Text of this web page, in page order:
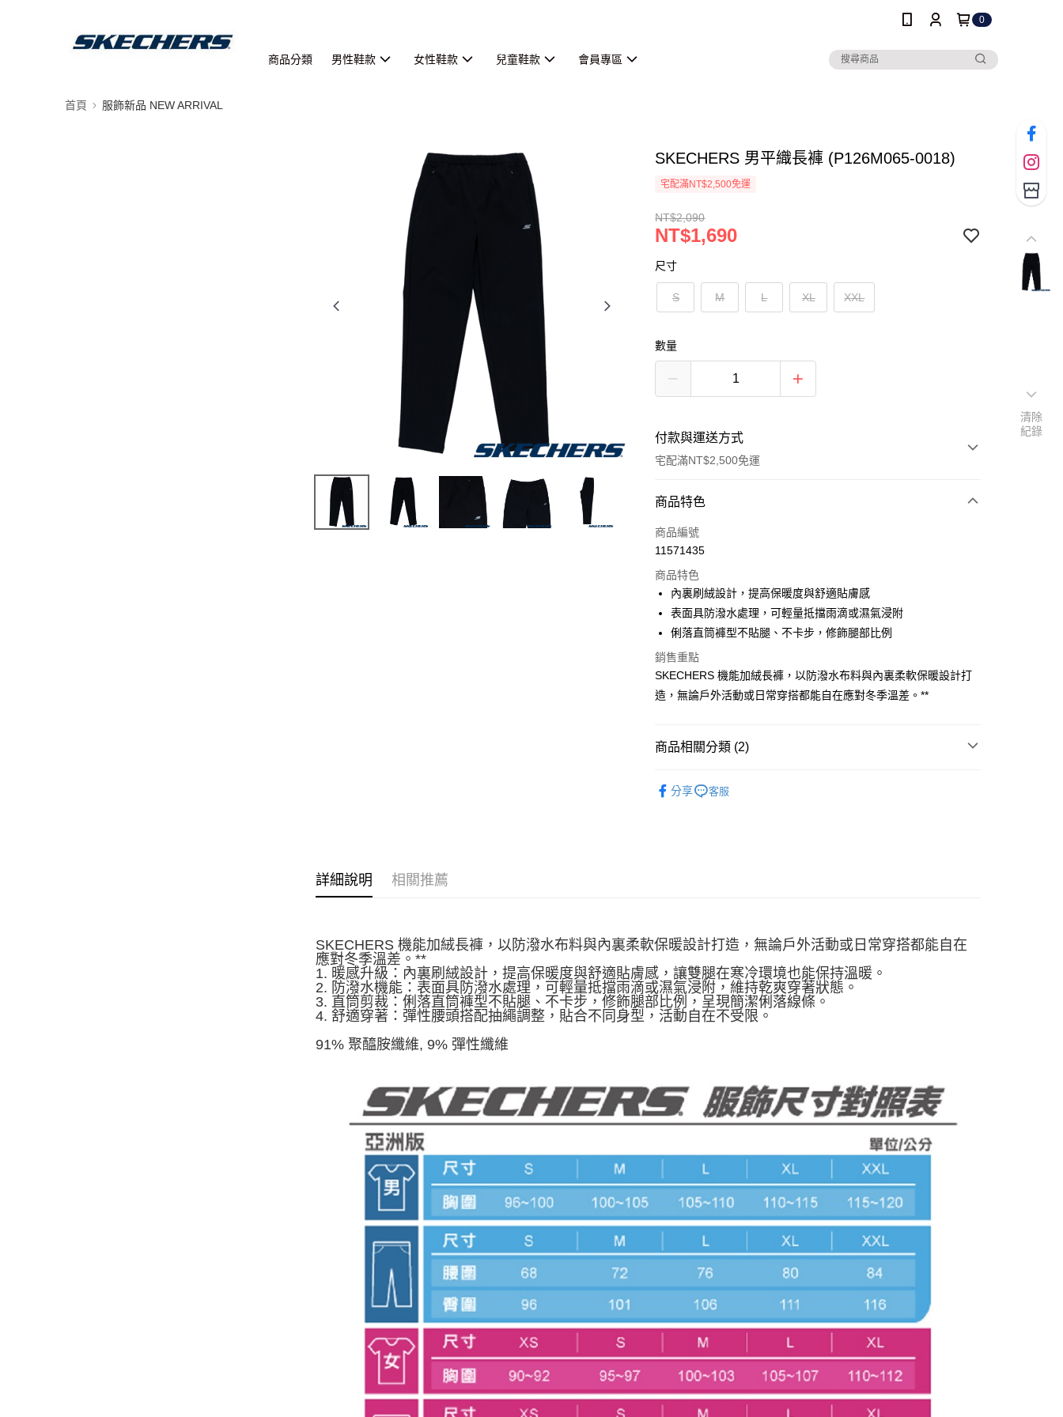
0
商品分類 男性鞋款 女性鞋款 兒童鞋款 會員專區
首頁 服飾新品 NEW ARRIVAL
SKECHERS 男平織長褲 (P126M065-0018)
宅配滿NT$2,500免運
NT$2,090
NT$1,690
尺寸
S M L XL XXL
數量
付款與運送方式
宅配滿NT$2,500免運
付款方式
信用卡一次付款
大哥付你分期
相關說明
1.本服務由台灣大哥大提供，台灣大哥大用戶可立即使用無須另外申請。
2.付款方式選擇「大哥付你分期」，訂單成立後會自動跳轉到大哥付的交易
流程，驗證手機門號後，選擇欲分期的期數、繳款截止日，確認付款後即
完成交易。
3.實際核准額度、可分期數及費用金額請依後續交易確認頁面所載為準。
【繳款方式說明】
2.透過簡訊連結打開帳單後，可選擇「超商條碼／台灣大直營門市／銀行轉
3.完整用戶服務條款，請詳閱以下連結：https://oppay.tw/userRule
ATM付款
商品特色
商品編號
11571435
商品特色
內裏刷絨設計，提高保暖度與舒適貼膚感
表面具防潑水處理，可輕量抵擋雨滴或濕氣浸附
俐落直筒褲型不貼腿、不卡步，修飾腿部比例
銷售重點
SKECHERS 機能加絨長褲，以防潑水布料與內裏柔軟保暖設計打
造，無論戶外活動或日常穿搭都能自在應對冬季溫差。**
商品相關分類 (2)
分享 客服
詳細說明 相關推薦
SKECHERS 機能加絨長褲，以防潑水布料與內裏柔軟保暖設計打造，無論戶外活動或日常穿搭都能自在
應對冬季溫差。**
1. 暖感升級：內裏刷絨設計，提高保暖度與舒適貼膚感，讓雙腿在寒冷環境也能保持溫暖。
2. 防潑水機能：表面具防潑水處理，可輕量抵擋雨滴或濕氣浸附，維持乾爽穿著狀態。
3. 直筒剪裁：俐落直筒褲型不貼腿、不卡步，修飾腿部比例，呈現簡潔俐落線條。
4. 舒適穿著：彈性腰頭搭配抽繩調整，貼合不同身型，活動自在不受限。
91% 聚醯胺纖維, 9% 彈性纖維
清除
紀錄